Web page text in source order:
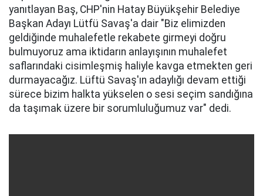
yanıtlayan Baş, CHP'nin Hatay Büyükşehir Belediye
Başkan Adayı Lütfü Savaş'a dair "Biz elimizden
geldiğinde muhalefetle rekabete girmeyi doğru
bulmuyoruz ama iktidarın anlayışının muhalefet
saflarındaki cisimleşmiş haliyle kavga etmekten geri
durmayacağız. Lüftü Savaş'ın adaylığı devam ettiği
sürece bizim halkta yükselen o sesi seçim sandığına
da taşımak üzere bir sorumluluğumuz var" dedi.